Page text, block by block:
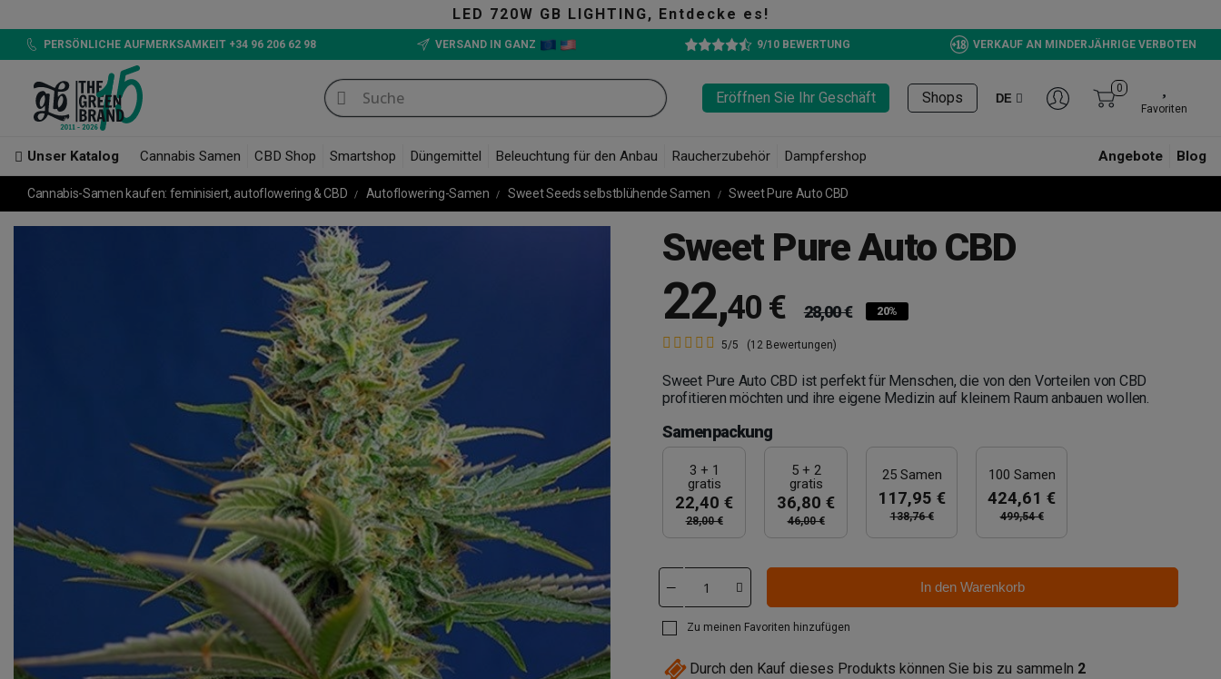
LED 720W GB LIGHTING, Entdecke es!
PERSÖNLICHE AUFMERKSAMKEIT +34 96 206 62 98 VERSAND IN GANZ 9/10 BEWERTUNG VERKAUF AN MINDERJÄHRIGE VERBOTEN
Eröffnen Sie Ihr Geschäft Shops DE
0
Favoriten
Unser Katalog Cannabis Samen CBD Shop Smartshop Düngemittel Beleuchtung für den Anbau Raucherzubehör Dampfershop Angebote Blog
Cannabis-Samen kaufen: feminisiert, autoflowering & CBD Autoflowering-Samen Sweet Seeds selbstblühende Samen Sweet Pure Auto CBD
Sweet Pure Auto CBD
22,40 € 28,00 € 20%
5/5 (12 Bewertungen)
Sweet Pure Auto CBD ist perfekt für Menschen, die von den Vorteilen von CBD
profitieren möchten und ihre eigene Medizin auf kleinem Raum anbauen wollen.
Samenpackung
3 + 1
gratis
22,40 €
28,00 €
5 + 2
gratis
36,80 €
46,00 €
25 Samen
117,95 €
138,76 €
100 Samen
424,61 €
499,54 €
In den Warenkorb
Zu meinen Favoriten hinzufügen
Durch den Kauf dieses Produkts können Sie bis zu sammeln 2